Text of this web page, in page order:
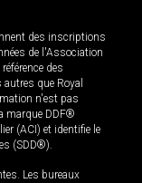
des inscriptions
de l'Association
des
que Royal
n'est pas
marque DDF®
(ACI) et identifie le
(SDD®).
Les bureaux